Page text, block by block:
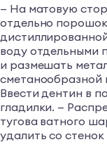
— На матовую
отдельно
воду отдельными
и размешать
сметанообразной
Ввести дентин в
гладилки. —
тугова ватного
удалить со